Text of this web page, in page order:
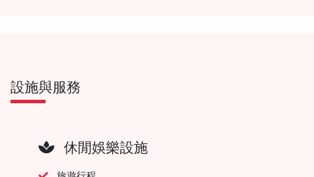
設施與服務
休閒娛樂設施